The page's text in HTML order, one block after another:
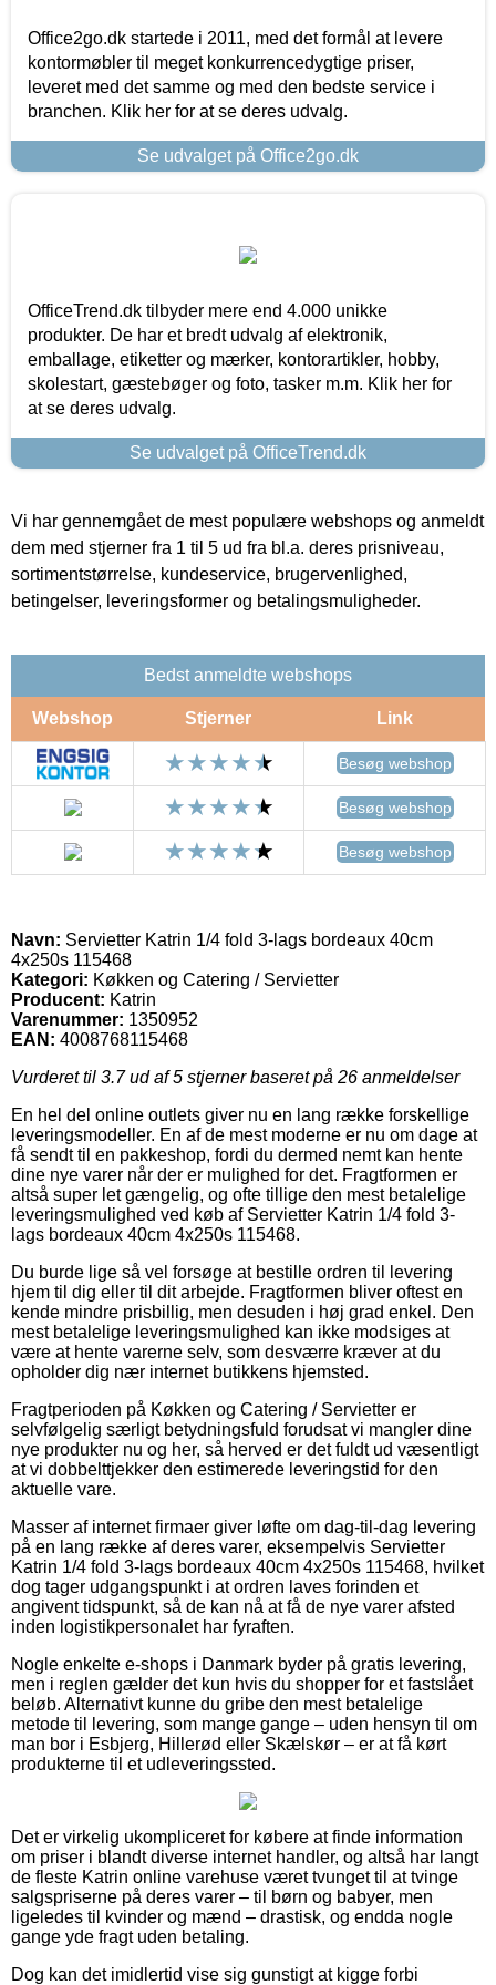
Office2go.dk startede i 2011, med det formål at levere
kontormøbler til meget konkurrencedygtige priser,
leveret med det samme og med den bedste service i
branchen. Klik her for at se deres udvalg.
Se udvalget på Office2go.dk
OfficeTrend.dk tilbyder mere end 4.000 unikke
produkter. De har et bredt udvalg af elektronik,
emballage, etiketter og mærker, kontorartikler, hobby,
skolestart, gæstebøger og foto, tasker m.m. Klik her for
at se deres udvalg.
Se udvalget på OfficeTrend.dk
Vi har gennemgået de mest populære webshops og anmeldt
dem med stjerner fra 1 til 5 ud fra bl.a. deres prisniveau,
sortimentstørrelse, kundeservice, brugervenlighed,
betingelser, leveringsformer og betalingsmuligheder.
Bedst anmeldte webshops
Webshop Stjerner Link
Besøg webshop
Besøg webshop
Besøg webshop
Navn: Servietter Katrin 1/4 fold 3-lags bordeaux 40cm
4x250s 115468
Kategori: Køkken og Catering / Servietter
Producent: Katrin
Varenummer: 1350952
EAN: 4008768115468
Vurderet til 3.7ud af 5 stjerner baseret på 26 anmeldelser
En hel del online outlets giver nu en lang række forskellige
leveringsmodeller. En af de mest moderne er nu om dage at
få sendt til en pakkeshop, fordi du dermed nemt kan hente
dine nye varer når der er mulighed for det. Fragtformen er
altså super let gængelig, og ofte tillige den mest betalelige
leveringsmulighed ved køb af Servietter Katrin 1/4 fold 3-
lags bordeaux 40cm 4x250s 115468.
Du burde lige så vel forsøge at bestille ordren til levering
hjem til dig eller til dit arbejde. Fragtformen bliver oftest en
kende mindre prisbillig, men desuden i høj grad enkel. Den
mest betalelige leveringsmulighed kan ikke modsiges at
være at hente varerne selv, som desværre kræver at du
opholder dig nær internet butikkens hjemsted.
Fragtperioden på Køkken og Catering / Servietter er
selvfølgelig særligt betydningsfuld forudsat vi mangler dine
nye produkter nu og her, så herved er det fuldt ud væsentligt
at vi dobbelttjekker den estimerede leveringstid for den
aktuelle vare.
Masser af internet firmaer giver løfte om dag-til-dag levering
på en lang række af deres varer, eksempelvis Servietter
Katrin 1/4 fold 3-lags bordeaux 40cm 4x250s 115468, hvilket
dog tager udgangspunkt i at ordren laves forinden et
angivent tidspunkt, så de kan nå at få de nye varer afsted
inden logistikpersonalet har fyraften.
Nogle enkelte e-shops i Danmark byder på gratis levering,
men i reglen gælder det kun hvis du shopper for et fastslået
beløb. Alternativt kunne du gribe den mest betalelige
metode til levering, som mange gange – uden hensyn til om
man bor i Esbjerg, Hillerød eller Skælskør – er at få kørt
produkterne til et udleveringssted.
Det er virkelig ukompliceret for købere at finde information
om priser i blandt diverse internet handler, og altså har langt
de fleste Katrin online varehuse været tvunget til at tvinge
salgspriserne på deres varer – til børn og babyer, men
ligeledes til kvinder og mænd – drastisk, og endda nogle
gange yde fragt uden betaling.
Dog kan det imidlertid vise sig gunstigt at kigge forbi